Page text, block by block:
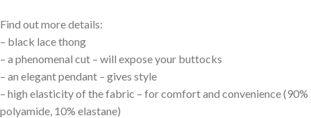
Find out more details:
– black lace thong
– a phenomenal cut – will expose your buttocks
– an elegant pendant – gives style
– high elasticity of the fabric – for comfort and convenience (90%
polyamide, 10% elastane)